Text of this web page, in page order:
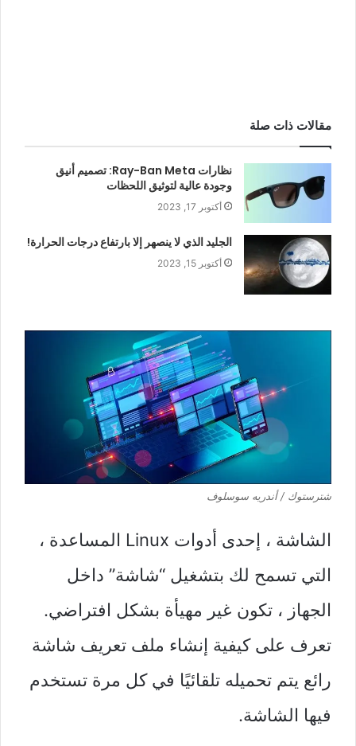
مقالات ذات صلة
نظارات Ray-Ban Meta: تصميم أنيق
وجودة عالية لتوثيق اللحظات
أكتوبر 17, 2023
الجليد الذي لا ينصهر إلا بارتفاع درجات الحرارة!
أكتوبر 15, 2023
شترستوك / أندريه سوسلوف
الشاشة ، إحدى أدوات Linux المساعدة ،
التي تسمح لك بتشغيل “شاشة” داخل
الجهاز ، تكون غير مهيأة بشكل افتراضي.
تعرف على كيفية إنشاء ملف تعريف شاشة
رائع يتم تحميله تلقائيًا في كل مرة تستخدم
فيها الشاشة.